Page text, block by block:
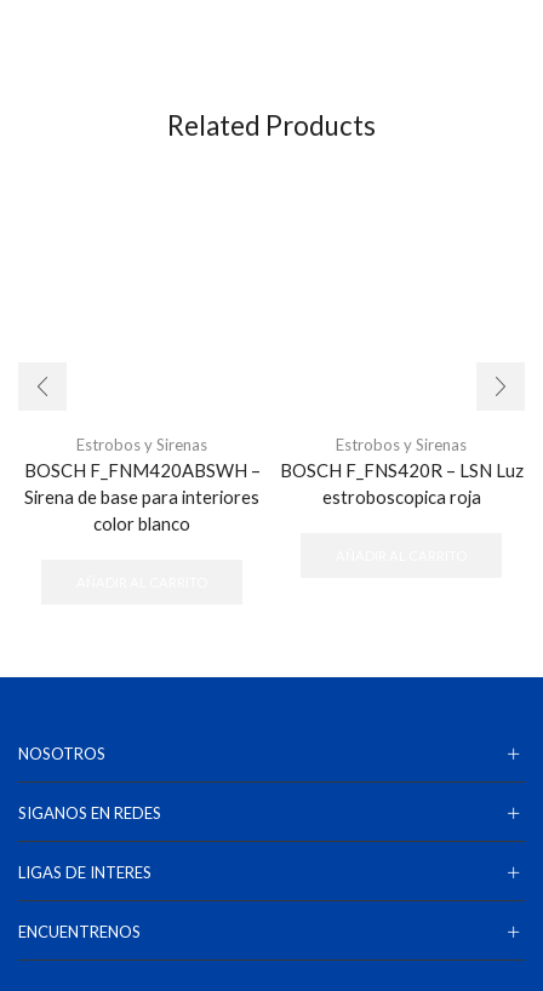
Related Products
Estrobos y Sirenas
BOSCH F_FNM420ABSWH –
Sirena de base para interiores
color blanco
Estrobos y Sirenas
BOSCH F_FNS420R – LSN Luz
estroboscopica roja
NOSOTROS
SIGANOS EN REDES
LIGAS DE INTERES
ENCUENTRENOS